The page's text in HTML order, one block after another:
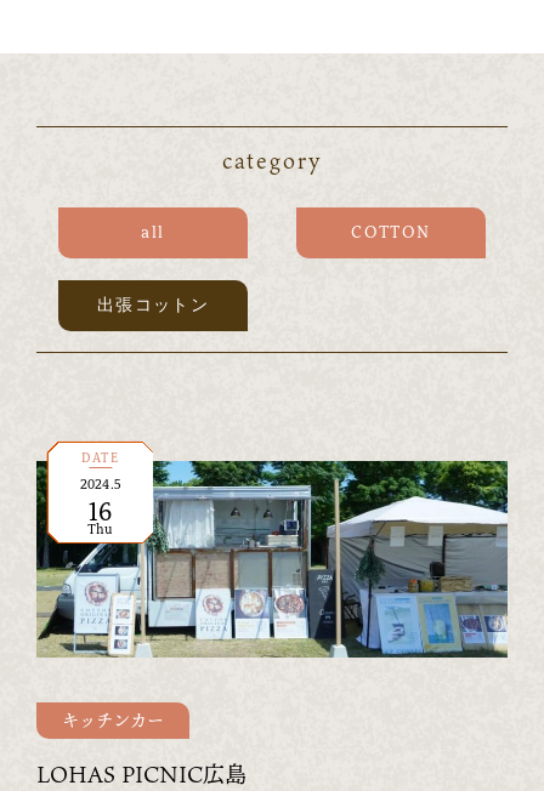
category
all COTTON
出張コットン
DATE
2024.5
16
Thu
キッチンカー
LOHAS PICNIC広島